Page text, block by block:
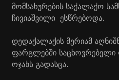
მომსახურების საქალაქო
ჩივიაშვილი ესწრებოდა.
დედაქალაქის მერიამ
ფარგლებში
ოჯახს გადასცა.